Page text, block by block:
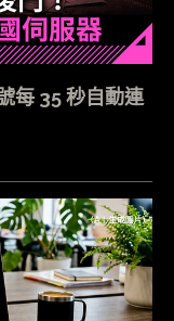
每 35 秒自動連